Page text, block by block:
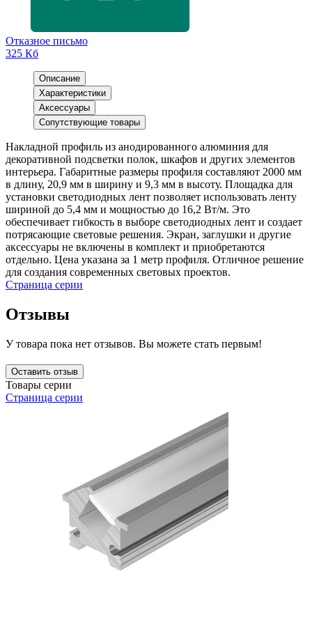
Отказное письмо
325 Кб
Описание
Характеристики
Аксессуары
Сопутствующие товары
Накладной профиль из анодированного алюминия для
декоративной подсветки полок, шкафов и других элементов
интерьера. Габаритные размеры профиля составляют 2000 мм
в длину, 20,9 мм в ширину и 9,3 мм в высоту. Площадка для
установки светодиодных лент позволяет использовать ленту
шириной до 5,4 мм и мощностью до 16,2 Вт/м. Это
обеспечивает гибкость в выборе светодиодных лент и создает
потрясающие световые решения. Экран, заглушки и другие
аксессуары не включены в комплект и приобретаются
отдельно. Цена указана за 1 метр профиля. Отличное решение
для создания современных световых проектов.
Страница серии
Отзывы
У товара пока нет отзывов. Вы можете стать первым!
Оставить отзыв
Товары серии
Страница серии